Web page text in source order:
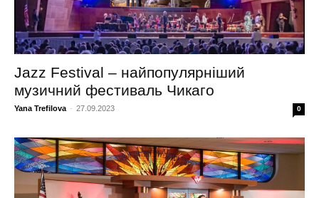
Jazz Festival – найпопулярніший
музичний фестиваль Чикаго
Yana Trefilova - 27.09.2023 0